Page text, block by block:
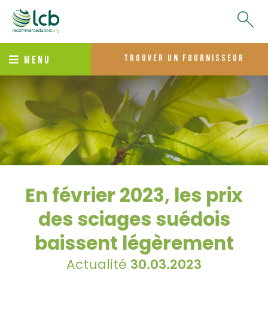
MENU trouver un fournisseur
En février 2023, les prix
des sciages suédois
baissent légèrement
Actualité 30.03.2023